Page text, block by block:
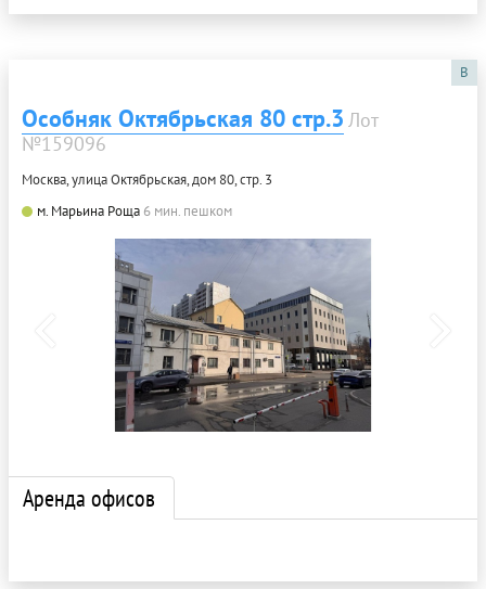
B
Особняк Октябрьская 80 стр.3 Лот
№159096
Москва, улица Октябрьская, дом 80, стр. 3
м. Марьина Роща 6 мин. пешком
Аренда офисов